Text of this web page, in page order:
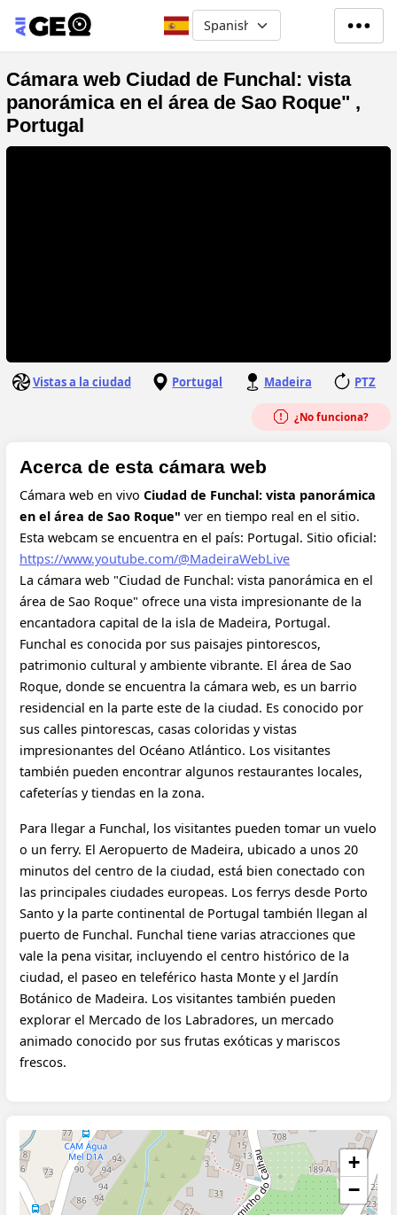
Pasar al contenido principal
Select your language
Cámara web Ciudad de Funchal: vista
panorámica en el área de Sao Roque" ,
Portugal
Vistas a la ciudad Portugal Madeira PTZ
¿No funciona?
Acerca de esta cámara web
Cámara web en vivo Ciudad de Funchal: vista panorámica
en el área de Sao Roque" ver en tiempo real en el sitio.
Esta webcam se encuentra en el país: Portugal. Sitio oficial:
https://www.youtube.com/@MadeiraWebLive
La cámara web "Ciudad de Funchal: vista panorámica en el
área de Sao Roque" ofrece una vista impresionante de la
encantadora capital de la isla de Madeira, Portugal.
Funchal es conocida por sus paisajes pintorescos,
patrimonio cultural y ambiente vibrante. El área de Sao
Roque, donde se encuentra la cámara web, es un barrio
residencial en la parte este de la ciudad. Es conocido por
sus calles pintorescas, casas coloridas y vistas
impresionantes del Océano Atlántico. Los visitantes
también pueden encontrar algunos restaurantes locales,
cafeterías y tiendas en la zona.
Para llegar a Funchal, los visitantes pueden tomar un vuelo
o un ferry. El Aeropuerto de Madeira, ubicado a unos 20
minutos del centro de la ciudad, está bien conectado con
las principales ciudades europeas. Los ferrys desde Porto
Santo y la parte continental de Portugal también llegan al
puerto de Funchal. Funchal tiene varias atracciones que
vale la pena visitar, incluyendo el centro histórico de la
ciudad, el paseo en teleférico hasta Monte y el Jardín
Botánico de Madeira. Los visitantes también pueden
explorar el Mercado de los Labradores, un mercado
animado conocido por sus frutas exóticas y mariscos
frescos.
+
−